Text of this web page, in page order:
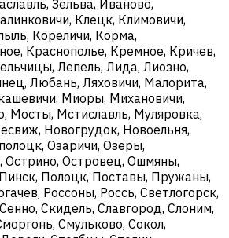
Зельва, Иваново,
Клецк, Климовичи,
Кореличи, Корма,
Краснополье, Кремное, Кричев,
Лепель, Лида, Лиозно,
Любань, Ляховичи, Малорита,
Миоры, Михановичи,
Мосты, Мстиславль, Муляровка,
Новогрудок, Новоельня,
Озаричи, Озеры,
Острино, Островец, Ошмяны,
Полоцк, Поставы, Пружаны,
Россоны, Россь, Светлогорск,
Скидель, Славгород, Слоним,
Смульково, Сокол,